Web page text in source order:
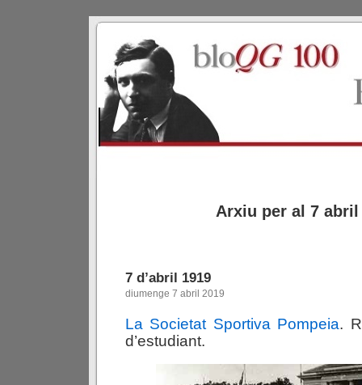
Arxiu per al 7 abril
7 d’abril 1919
diumenge 7 abril 2019
La Societat Sportiva Pompeia.
d’estudiant.